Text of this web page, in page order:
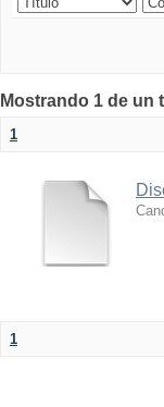
Mostrando 1 de un
1
1